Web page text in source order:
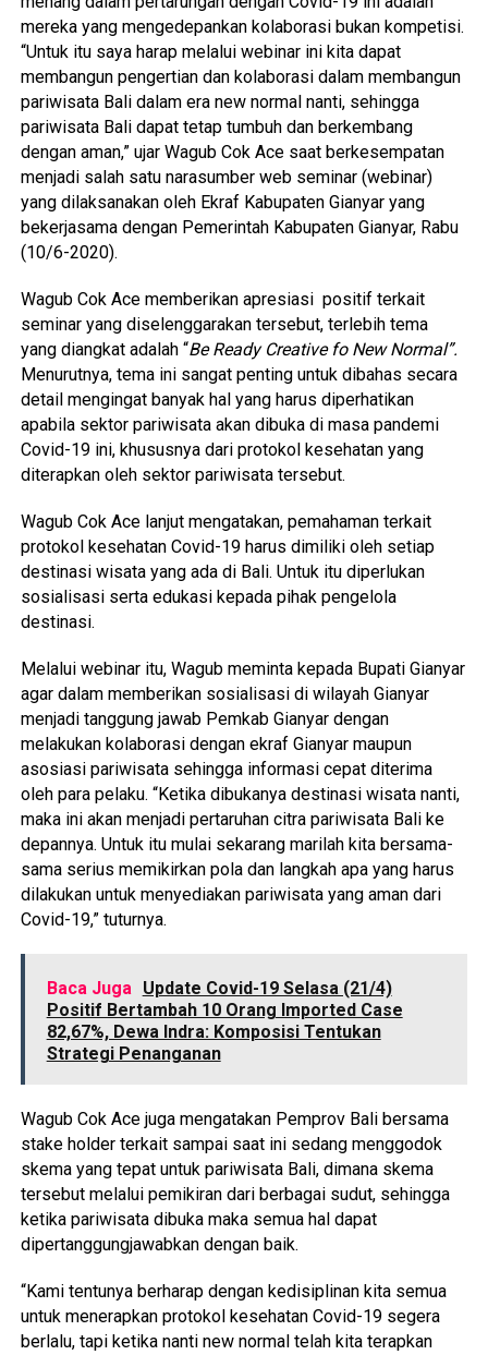
mereka yang mengedepankan kolaborasi bukan kompetisi.
“Untuk itu saya harap melalui webinar ini kita dapat
membangun pengertian dan kolaborasi dalam membangun
pariwisata Bali dalam era new normal nanti, sehingga
pariwisata Bali dapat tetap tumbuh dan berkembang
dengan aman,” ujar Wagub Cok Ace saat berkesempatan
menjadi salah satu narasumber web seminar (webinar)
yang dilaksanakan oleh Ekraf Kabupaten Gianyar yang
bekerjasama dengan Pemerintah Kabupaten Gianyar, Rabu
(10/6-2020).
Wagub Cok Ace memberikan apresiasi positif terkait
seminar yang diselenggarakan tersebut, terlebih tema
yang diangkat adalah “Be Ready Creative fo New Normal”.
Menurutnya, tema ini sangat penting untuk dibahas secara
detail mengingat banyak hal yang harus diperhatikan
apabila sektor pariwisata akan dibuka di masa pandemi
Covid-19 ini, khususnya dari protokol kesehatan yang
diterapkan oleh sektor pariwisata tersebut.
Wagub Cok Ace lanjut mengatakan, pemahaman terkait
protokol kesehatan Covid-19 harus dimiliki oleh setiap
destinasi wisata yang ada di Bali. Untuk itu diperlukan
sosialisasi serta edukasi kepada pihak pengelola
destinasi.
Melalui webinar itu, Wagub meminta kepada Bupati Gianyar
agar dalam memberikan sosialisasi di wilayah Gianyar
menjadi tanggung jawab Pemkab Gianyar dengan
melakukan kolaborasi dengan ekraf Gianyar maupun
asosiasi pariwisata sehingga informasi cepat diterima
oleh para pelaku. “Ketika dibukanya destinasi wisata nanti,
maka ini akan menjadi pertaruhan citra pariwisata Bali ke
depannya. Untuk itu mulai sekarang marilah kita bersama-
sama serius memikirkan pola dan langkah apa yang harus
dilakukan untuk menyediakan pariwisata yang aman dari
Covid-19,” tuturnya.
Baca Juga Update Covid-19 Selasa (21/4)
Positif Bertambah 10 Orang Imported Case
82,67%, Dewa Indra: Komposisi Tentukan
Strategi Penanganan
Wagub Cok Ace juga mengatakan Pemprov Bali bersama
stake holder terkait sampai saat ini sedang menggodok
skema yang tepat untuk pariwisata Bali, dimana skema
tersebut melalui pemikiran dari berbagai sudut, sehingga
ketika pariwisata dibuka maka semua hal dapat
dipertanggungjawabkan dengan baik.
“Kami tentunya berharap dengan kedisiplinan kita semua
untuk menerapkan protokol kesehatan Covid-19 segera
berlalu, tapi ketika nanti new normal telah kita terapkan